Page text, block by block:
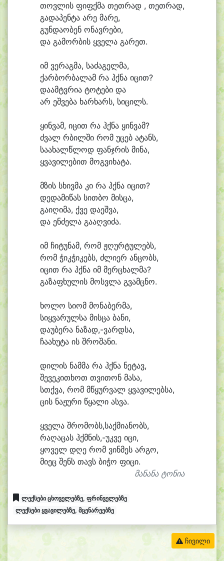
თოვლის ფიფქმა თეთრად , თეთრად,
გადაპენტა არე მარე,
გუნდაობენ ონავრები,
და გამორბის ყველა გარეთ.
იმ ვერაგმა, საძაგელმა,
ქარბორბალამ რა ჰქნა იცით?
დაამტვრია ტოტები და
არ ეშვება ხარხარს, სიცილს.
ყინვამ, იცით რა ჰქნა ყინვამ?
ძვალ რბილში რომ უცებ ატანს,
საახალწლოდ ფანჯრის მინა,
ყვავილებით მოგვიხატა.
მზის სხივმა კი რა ჰქნა იცით?
დედამიწას სითბო მისცა,
გაიღიმა, ქვე დაეშვა,
და ენძელა გააღვიძა.
იმ ჩიტუნამ, რომ ჟღურტულებს,
რომ ჭიკჭიკებს, ძლიერ ანცობს,
იცით რა ჰქნა იმ მერცხალმა?
გაზაფხულის მოსვლა გვამცნო.
ხოლო სიომ მონაბერმა,
სიყვარულსა მისცა ბანი,
დაუბერა ნაზად,-ვარდსა,
ჩაახუტა ის შროშანი.
დილის ნამმა რა ჰქნა ნეტავ,
შევეკითხოთ თვითონ მასა,
სთქვა, რომ მწყურვალ ყვავილებსა,
ცის ნაჟური წყალი ასვა.
ყველა შრომობს,საქმიანობს,
რაღაცას ჰქმნის,-უკვე იცი,
ყოველ დღე რომ ვინმეს არგო,
მიეც შენს თავს ბიჭო ფიცი.
მანანა ტონია
ლექსები ცხოველებზე, ფრინველებზე
ლექსები ყვავილებზე, მცენარეებზე
ჩივილი